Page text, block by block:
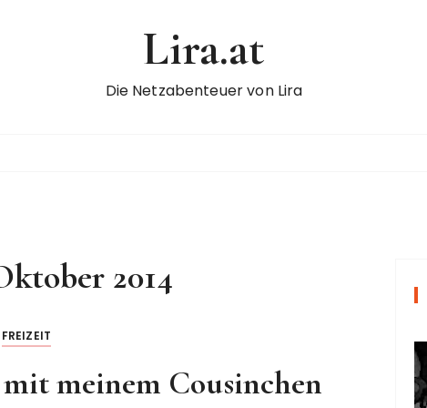
Lira.at
Die Netzabenteuer von Lira
2014
FREIZEIT
meinem Cousinchen